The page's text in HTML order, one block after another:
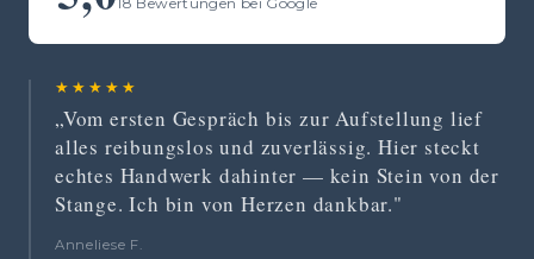
★★★★★
„Vom ersten Gespräch bis zur Aufstellung lief
alles reibungslos und zuverlässig. Hier steckt
echtes Handwerk dahinter — kein Stein von der
Stange. Ich bin von Herzen dankbar."
Anneliese F.